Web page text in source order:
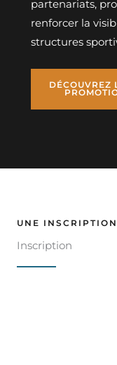
partenariats,
renforcer la
structures
DÉCOUVREZ
UNE
Inscription